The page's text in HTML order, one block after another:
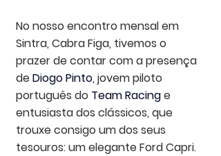
No nosso encontro mensal em
Sintra, Cabra Figa, tivemos o
prazer de contar com a presença
de Diogo Pinto, jovem piloto
português do Team Racing e
entusiasta dos clássicos, que
trouxe consigo um dos seus
tesouros: um elegante Ford Capri.